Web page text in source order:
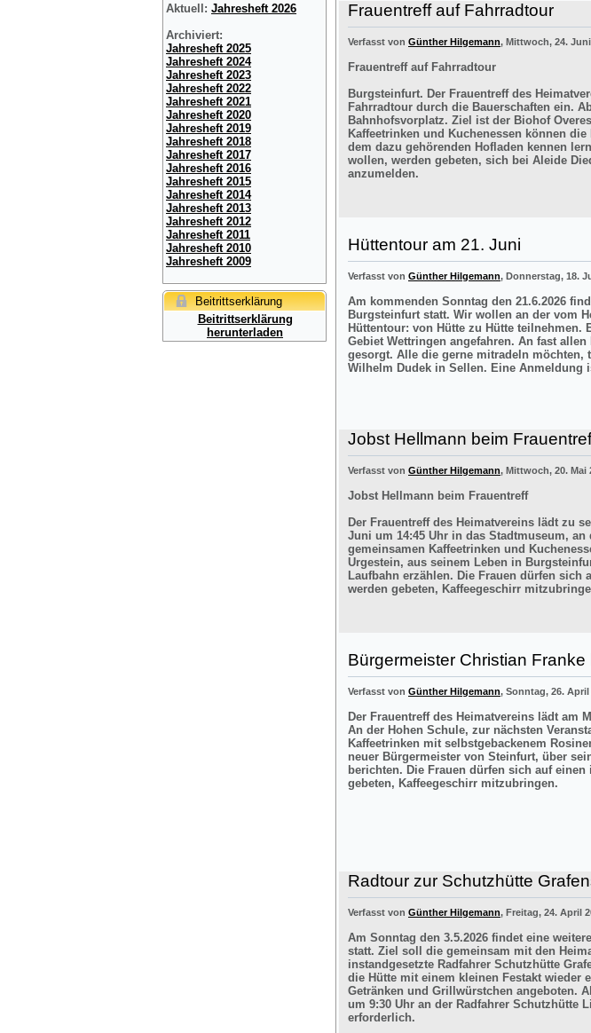
Aktuell: Jahresheft 2026
Archiviert:
Jahresheft 2025
Jahresheft 2024
Jahresheft 2023
Jahresheft 2022
Jahresheft 2021
Jahresheft 2020
Jahresheft 2019
Jahresheft 2018
Jahresheft 2017
Jahresheft 2016
Jahresheft 2015
Jahresheft 2014
Jahresheft 2013
Jahresheft 2012
Jahresheft 2011
Jahresheft 2010
Jahresheft 2009
Beitrittserklärung
Beitrittserklärung
herunterladen
Frauentreff auf Fahrradtour
Verfasst von Günther Hilgemann, Mittwoch, 24.
Frauentreff auf Fahrradtour
Burgsteinfurt. Der Frauentreff des
Fahrradtour durch die Bauerschaften ein.
Bahnhofsvorplatz. Ziel ist der Biohof
Kaffeetrinken und Kuchenessen können
dem dazu gehörenden Hofladen kennen
wollen, werden gebeten, sich bei Aleide
anzumelden.
Hüttentour am 21. Juni
Verfasst von Günther Hilgemann, Donnerstag, 18.
Am kommenden Sonntag den 21.6.2026
Burgsteinfurt statt. Wir wollen an der vom
Hüttentour: von Hütte zu Hütte teilnehmen.
Gebiet Wettringen angefahren. An fast
gesorgt. Alle die gerne mitradeln möchten,
Wilhelm Dudek in Sellen. Eine Anmeldung
Jobst Hellmann beim
Verfasst von Günther Hilgemann, Mittwoch, 20. Mai
Jobst Hellmann beim Frauentreff
Der Frauentreff des Heimatvereins lädt zu
Juni um 14:45 Uhr in das Stadtmuseum,
gemeinsamen Kaffeetrinken und
Urgestein, aus seinem Leben in
Laufbahn erzählen. Die Frauen dürfen sich
werden gebeten, Kaffeegeschirr
Bürgermeister Christian
Verfasst von Günther Hilgemann, Sonntag, 26. April
Der Frauentreff des Heimatvereins lädt am
An der Hohen Schule, zur nächsten
Kaffeetrinken mit selbstgebackenem
neuer Bürgermeister von Steinfurt, über
berichten. Die Frauen dürfen sich auf
gebeten, Kaffeegeschirr mitzubringen.
Radtour zur Schutzhütte
Verfasst von Günther Hilgemann, Freitag, 24. April
Am Sonntag den 3.5.2026 findet eine
statt. Ziel soll die gemeinsam mit den
instandgesetzte Radfahrer Schutzhütte
die Hütte mit einem kleinen Festakt wieder
Getränken und Grillwürstchen angeboten.
um 9:30 Uhr an der Radfahrer Schutzhütte
erforderlich.